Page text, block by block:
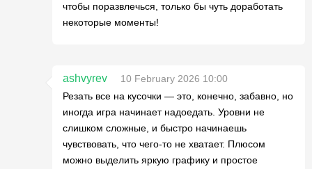
чтобы поразвлечься, только бы чуть доработать
некоторые моменты!
ashvyrev
10 February 2026 10:00
Резать все на кусочки — это, конечно, забавно, но
иногда игра начинает надоедать. Уровни не
слишком сложные, и быстро начинаешь
чувствовать, что чего-то не хватает. Плюсом
можно выделить яркую графику и простое